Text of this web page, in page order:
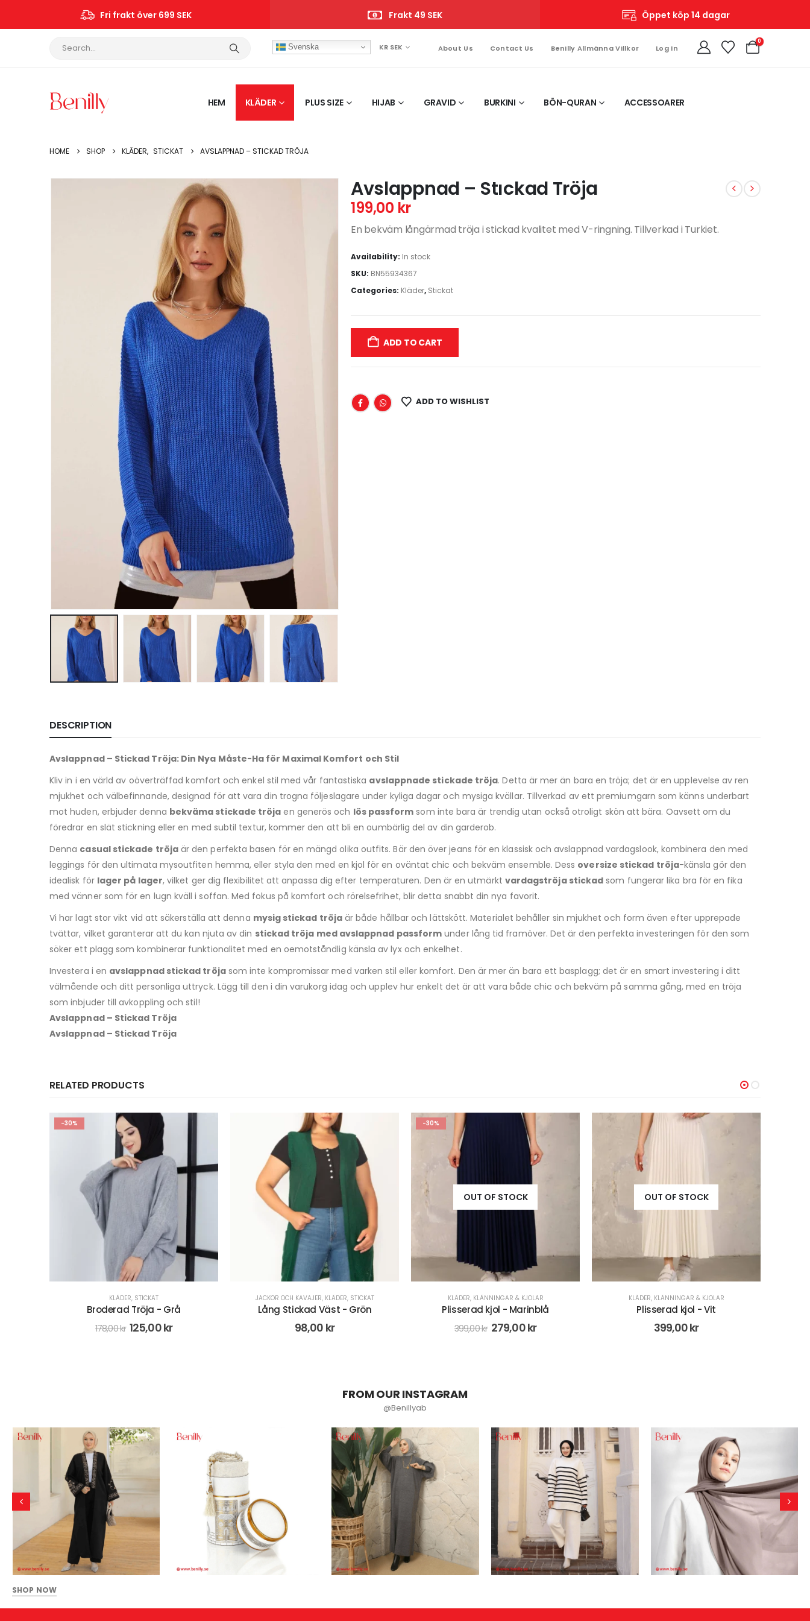
Fri frakt över 699 SEK Frakt 49 SEK Öppet köp 14 dagar
Svenska KR SEK About Us Contact Us Benilly Allmänna Villkor Log In
0
HEM KLÄDER PLUS SIZE HIJAB GRAVID BURKINI BÖN-QURAN ACCESSOARER
HOME SHOP KLÄDER, STICKAT AVSLAPPNAD – STICKAD TRÖJA
Avslappnad – Stıckad Tröja
199,00 kr
En bekväm långärmad tröja i stickad kvalitet med V-ringning. Tillverkad i Turkiet.
Availability: In stock
SKU: BN55934367
Categories: Kläder, Stickat
ADD TO CART
ADD TO WISHLIST
DESCRIPTION
Avslappnad – Stickad Tröja: Din Nya Måste-Ha för Maximal Komfort och Stil
Kliv in i en värld av oöverträffad komfort och enkel stil med vår fantastiska avslappnade stickade tröja. Detta är mer än bara en tröja; det är en upplevelse av ren
mjukhet och välbefinnande, designad för att vara din trogna följeslagare under kyliga dagar och mysiga kvällar. Tillverkad av ett premiumgarn som känns underbart
mot huden, erbjuder denna bekväma stickade tröja en generös och lös passform som inte bara är trendig utan också otroligt skön att bära. Oavsett om du
föredrar en slät stickning eller en med subtil textur, kommer den att bli en oumbärlig del av din garderob.
Denna casual stickade tröjaär den perfekta basen för en mängd olika outfits. Bär den över jeans för en klassisk och avslappnad vardagslook, kombinera den med
leggings för den ultimata mysoutfiten hemma, eller styla den med en kjol för en oväntat chic och bekväm ensemble. Dess oversize stickad tröja-känsla gör den
idealisk för lager på lager, vilket ger dig flexibilitet att anpassa dig efter temperaturen. Den är en utmärkt vardagströja stickad som fungerar lika bra för en fika
med vänner som för en lugn kväll i soffan. Med fokus på komfort och rörelsefrihet, blir detta snabbt din nya favorit.
Vi har lagt stor vikt vid att säkerställa att denna mysig stickad tröjaär både hållbar och lättskött. Materialet behåller sin mjukhet och form även efter upprepade
tvättar, vilket garanterar att du kan njuta av din stickad tröja med avslappnad passform under lång tid framöver. Det är den perfekta investeringen för den som
söker ett plagg som kombinerar funktionalitet med en oemotståndlig känsla av lyx och enkelhet.
Investera i en avslappnad stickad tröjasom inte kompromissar med varken stil eller komfort. Den är mer än bara ett basplagg; det är en smart investering i ditt
välmående och ditt personliga uttryck. Lägg till den i din varukorg idag och upplev hur enkelt det är att vara både chic och bekväm på samma gång, med en tröja
som inbjuder till avkoppling och stil!
Avslappnad – Stickad Tröja
Avslappnad – Stickad Tröja
RELATED PRODUCTS
JACKOR OCH KAVAJER,KLÄDER
Lång Stickad Väst - Grön
98,00kr
OUT OF STOCK
KLÄDER,KLÄNNINGAR & KJOLAR
Plisserad kjol - Marinblå
399,00kr 279,00
OUT OF STOCK
KLÄDER, KLÄNNINGAR & KJOLAR
Plisserad kjol - Vit
399,00kr
-20%
KLÄDER,STICKAT
Ribbstickad Set Tröja Och Byxor - Blå
598,00kr 479,00
FROM OUR INSTAGRAM
@Benillyab
SHOP NOW